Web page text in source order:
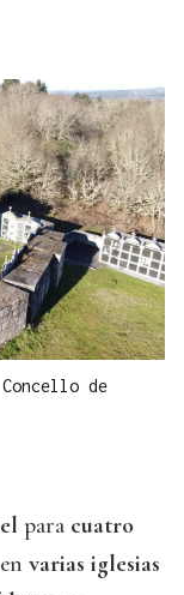
Concello de
para cuatro
en varias iglesias